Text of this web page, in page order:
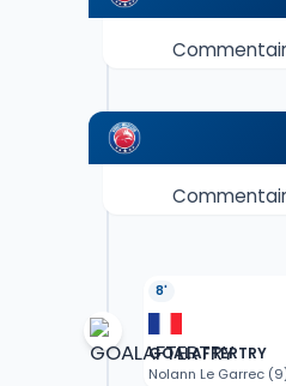
8'
GOALAFTERTRY
Nolann Le Garrec